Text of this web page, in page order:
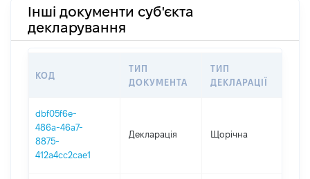
Інші документи суб'єкта
декларування
КОД
ТИП
ДОКУМЕНТА
ТИП
ДЕКЛАРАЦІЇ
dbf05f6e-
486a-46a7-
8875-
412a4cc2cae1
Декларація Щорічна